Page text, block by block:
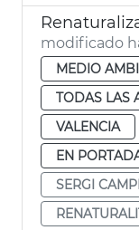
modificado
MEDIO
TODAS LAS
VALENCIA
EN
SERGI